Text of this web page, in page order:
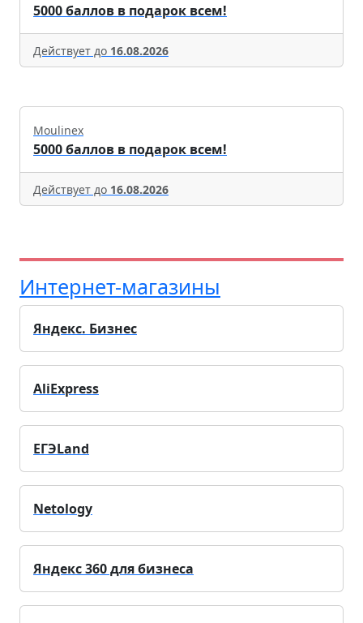
5000 баллов в подарок всем!
Действует до 16.08.2026
Moulinex
5000 баллов в подарок всем!
Действует до 16.08.2026
Интернет-магазины
Яндекс. Бизнес
AliExpress
ЕГЭLand
Netology
Яндекс 360 для бизнеса